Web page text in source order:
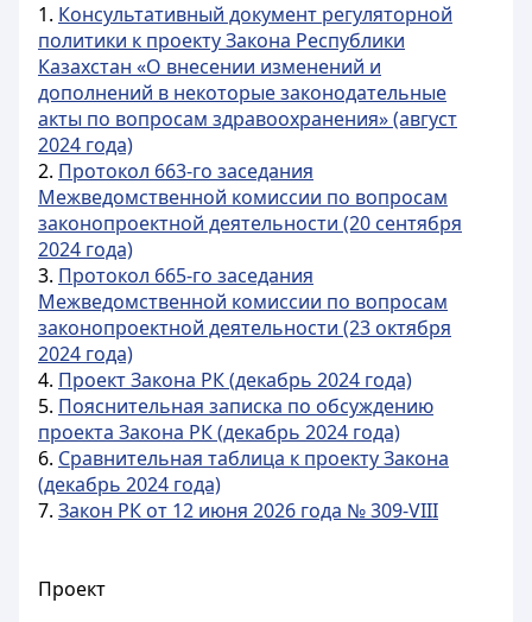
1. Консультативный документ регуляторной
политики к проекту Закона Республики
Казахстан «О внесении изменений и
дополнений в некоторые законодательные
акты по вопросам здравоохранения» (август
2024 года)
2. Протокол 663-го заседания
Межведомственной комиссии по вопросам
законопроектной деятельности (20 сентября
2024 года)
3. Протокол 665-го заседания
Межведомственной комиссии по вопросам
законопроектной деятельности (23 октября
2024 года)
4. Проект Закона РК (декабрь 2024 года)
5. Пояснительная записка по обсуждению
проекта Закона РК (декабрь 2024 года)
6. Сравнительная таблица к проекту Закона
(декабрь 2024 года)
7. Закон РК от 12 июня 2026 года № 309-VIII
Проект